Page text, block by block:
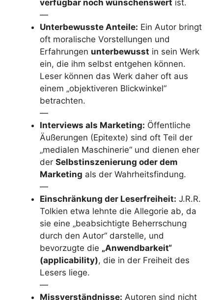
verfügbar noch wünschenswert ist.
—
Unterbewusste Anteile: Ein Autor bringt
oft moralische Vorstellungen und
Erfahrungen unterbewusst in sein Werk
ein, die ihm selbst entgehen können.
Leser können das Werk daher oft aus
einem „objektiveren Blickwinkel“
betrachten.
—
Interviews als Marketing: Öffentliche
Äußerungen (Epitexte) sind oft Teil der
„medialen Maschinerie“ und dienen eher
der Selbstinszenierung oder dem
Marketing als der Wahrheitsfindung.
—
Einschränkung der Leserfreiheit: J.R.R.
Tolkien etwa lehnte die Allegorie ab, da
sie eine „beabsichtigte Beherrschung
durch den Autor“ darstelle, und
bevorzugte die „Anwendbarkeit“
(applicability), die in der Freiheit des
Lesers liege.
—
Missverständnisse: Autoren sind nicht